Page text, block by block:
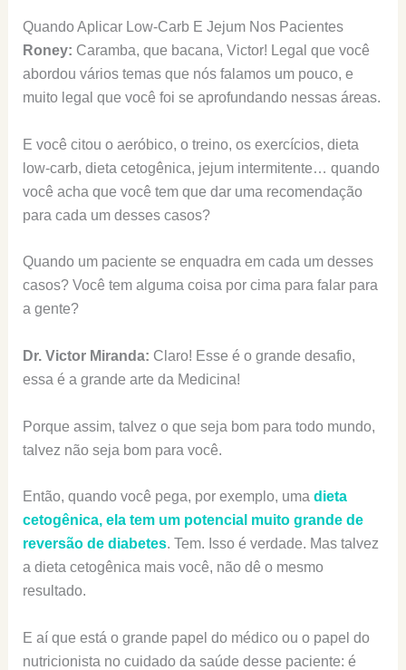
Quando Aplicar Low-Carb E Jejum Nos Pacientes
Roney: Caramba, que bacana, Victor! Legal que você
abordou vários temas que nós falamos um pouco, e
muito legal que você foi se aprofundando nessas áreas.
E você citou o aeróbico, o treino, os exercícios, dieta
low-carb, dieta cetogênica, jejum intermitente… quando
você acha que você tem que dar uma recomendação
para cada um desses casos?
Quando um paciente se enquadra em cada um desses
casos? Você tem alguma coisa por cima para falar para
a gente?
Dr. Victor Miranda: Claro! Esse é o grande desafio,
essa é a grande arte da Medicina!
Porque assim, talvez o que seja bom para todo mundo,
talvez não seja bom para você.
Então, quando você pega, por exemplo, uma dieta
cetogênica, ela tem um potencial muito grande de
reversão de diabetes. Tem. Isso é verdade. Mas talvez
a dieta cetogênica mais você, não dê o mesmo
resultado.
E aí que está o grande papel do médico ou o papel do
nutricionista no cuidado da saúde desse paciente: é